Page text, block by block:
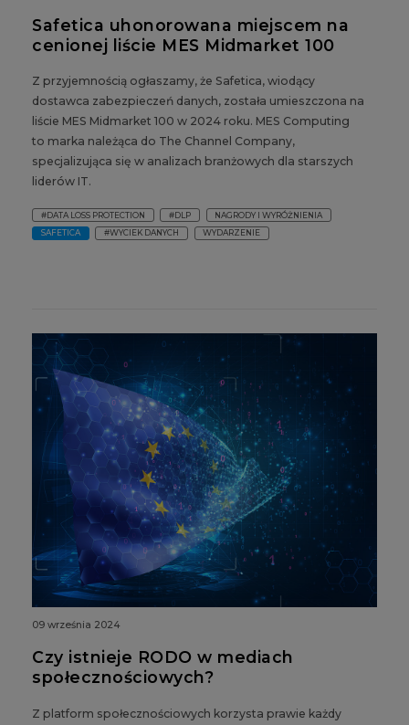
Safetica uhonorowana miejscem na
cenionej liście MES Midmarket 100
Z przyjemnością ogłaszamy, że Safetica, wiodący
dostawca zabezpieczeń danych, została umieszczona na
liście MES Midmarket 100 w 2024 roku. MES Computing
to marka należąca do The Channel Company,
specjalizująca się w analizach branżowych dla starszych
liderów IT.
#DATA LOSS PROTECTION #DLP
NAGRODY I WYRÓŻNIENIA
SAFETICA
#WYCIEK DANYCH WYDARZENIE
09 września 2024
Czy istnieje RODO w mediach
społecznościowych?
Z platform społecznościowych korzysta prawie każdy